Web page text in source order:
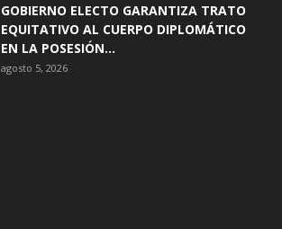
GOBIERNO ELECTO GARANTIZA TRATO
EQUITATIVO AL CUERPO DIPLOMÁTICO
EN LA POSESIÓN...
agosto 5, 2026